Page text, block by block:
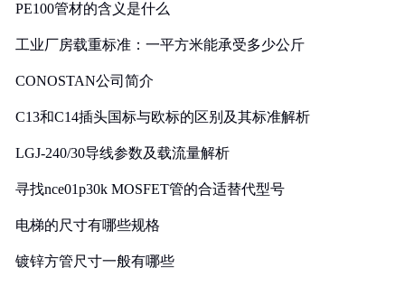
PE100管材的含义是什么
工业厂房载重标准：一平方米能承受多少公斤
CONOSTAN公司简介
C13和C14插头国标与欧标的区别及其标准解析
LGJ-240/30导线参数及载流量解析
寻找nce01p30k MOSFET管的合适替代型号
电梯的尺寸有哪些规格
镀锌方管尺寸一般有哪些